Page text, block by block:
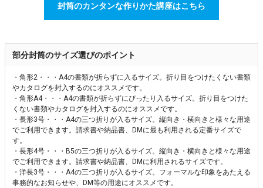
封筒のカンタンな作りかた講座はこちら
部分封筒のサイズ選びのポイント
・角形2・・・A4の書類が折らずに入るサイズ。折り目をつけたくない書類
やカタログを封入するのにオススメです。
・角形A4・・・A4の書類が折らずにぴったり入るサイズ。折り目をつけた
くない書類やカタログを封入するのにオススメです。
・長形3号・・・A4の三つ折りが入るサイズ。縦向き・横向きと様々な用途
でご利用できます。請求書や納品書、DMに最も利用される定番サイズで
す。
・長形4号・・・B5の三つ折りが入るサイズ。縦向き・横向きと様々な用途
でご利用できます。請求書や納品書、DMに利用されるサイズです。
・洋長3号・・・A4の三つ折りが入るサイズ。フォーマルな印象をあたえる
事務的なお知らせや、DM等の用途にオススメです。